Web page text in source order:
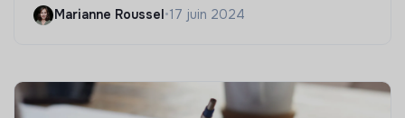
Marianne Roussel•17 juin 2024